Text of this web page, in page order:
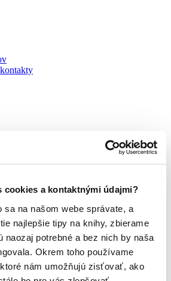
cookies a kontaktnými údajmi?
sa na našom webe správate, a
najlepšie tipy na knihy, zbierame
naozaj potrebné a bez nich by naša
Okrem toho používame
nám umožňujú zisťovať, ako